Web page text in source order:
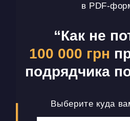
в PDF-
“Как не
100 000 грн
подрядчика
Выберите куда